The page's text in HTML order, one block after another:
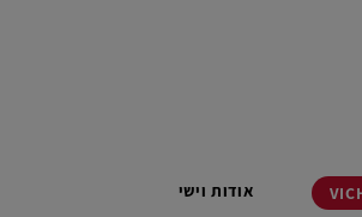
אודות וישי